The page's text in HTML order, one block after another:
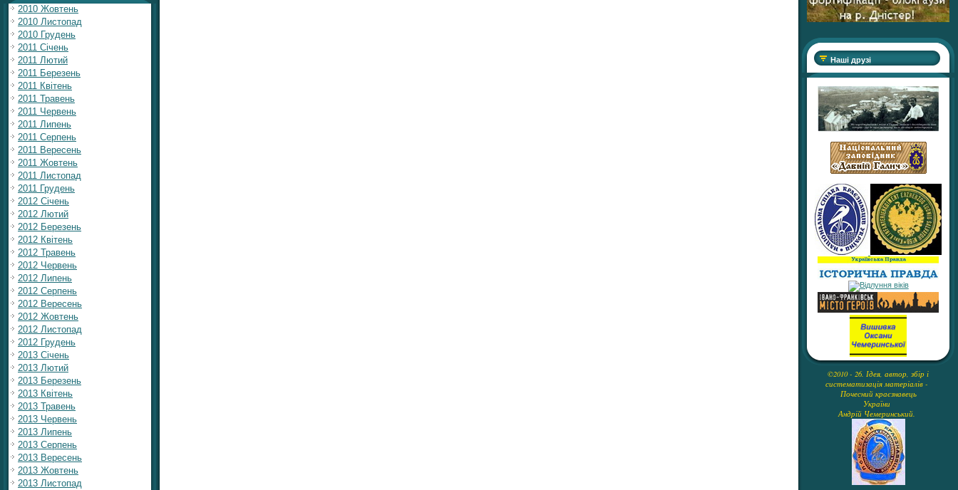
2010 Жовтень
2010 Листопад
2010 Грудень
2011 Січень
2011 Лютий
2011 Березень
2011 Квітень
2011 Травень
2011 Червень
2011 Липень
2011 Серпень
2011 Вересень
2011 Жовтень
2011 Листопад
2011 Грудень
2012 Січень
2012 Лютий
2012 Березень
2012 Квітень
2012 Травень
2012 Червень
2012 Липень
2012 Серпень
2012 Вересень
2012 Жовтень
2012 Листопад
2012 Грудень
2013 Січень
2013 Лютий
2013 Березень
2013 Квітень
2013 Травень
2013 Червень
2013 Липень
2013 Серпень
2013 Вересень
2013 Жовтень
2013 Листопад
Наші друзі
©2010 - 26. Ідея, автор, збір і
систематизація матеріалів -
Почесний краєзнавець
України
Андрій Чемеринський.